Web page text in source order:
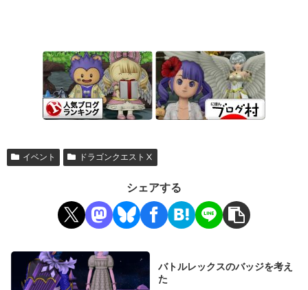
イベント ドラゴンクエストⅩ
シェアする
バトルレックスのバッジを考え
た